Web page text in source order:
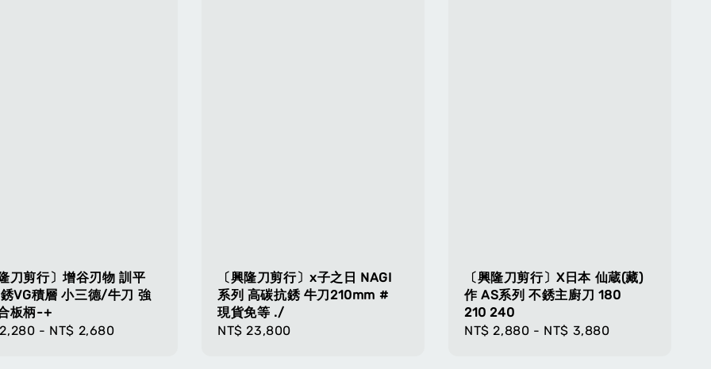
刀剪行〕增谷刃物 訓平
VG積層 小三德/牛刀 強
板柄-+
- NT$ 2,680
〔興隆刀剪行〕x子之日 NAGI
系列 高碳抗銹 牛刀210mm #
現貨免等 ./
Regular
NT$ 23,800
〔興隆刀剪行〕X日本 仙蔵(藏)
作 AS系列 不銹主廚刀 180
210 240
Regular
NT$ 2,880 - NT$ 3,880